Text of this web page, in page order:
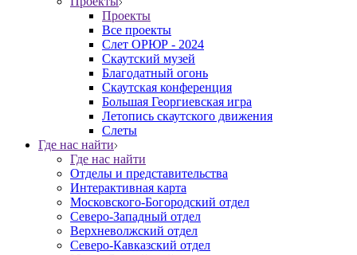
Проекты
Все проекты
Слет ОРЮР - 2024
Скаутский музей
Благодатный огонь
Cкаутская конференция
Большая Георгиевская игра
Летопись скаутского движения
Слеты
Где нас найти
Где нас найти
Отделы и представительства
Интерактивная карта
Московского-Богородский отдел
Северо-Западный отдел
Верхневолжский отдел
Северо-Кавказский отдел